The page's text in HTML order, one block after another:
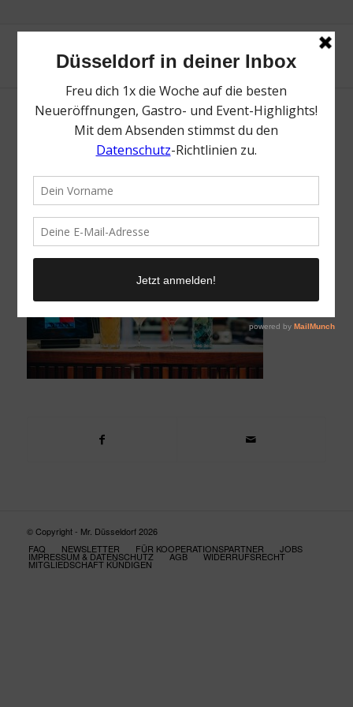
People’s Place | Lieblingsladen | Mr.
© Copyright - Mr. Düsseldorf 2026
FAQ
NEWSLETTER FÜR KOOPERATIONSPARTNER JOBS
IMPRESSUM & DATENSCHUTZ AGB WIDERRUFSRECHT
MITGLIEDSCHAFT KÜNDIGEN